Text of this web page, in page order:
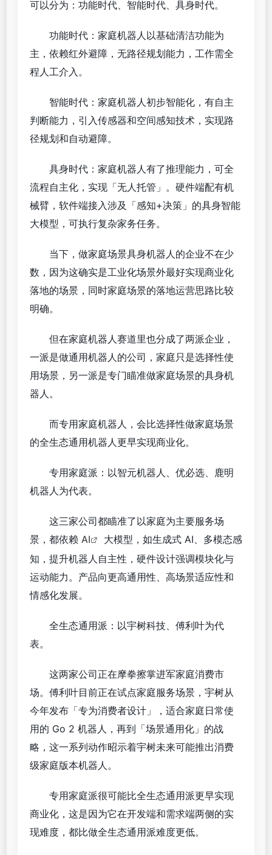
可以分为：功能时代、智能时代、具身时代。
功能时代：家庭机器人以基础清洁功能为
主，依赖红外避障，无路径规划能力，工作需全
程人工介入。
智能时代：家庭机器人初步智能化，有自主
判断能力，引入传感器和空间感知技术，实现路
径规划和自动避障。
具身时代：家庭机器人有了推理能力，可全
流程自主化，实现「无人托管」。硬件端配有机
械臂，软件端接入涉及「感知+决策」的具身智能
大模型，可执行复杂家务任务。
当下，做家庭场景具身机器人的企业不在少
数，因为这确实是工业化场景外最好实现商业化
落地的场景，同时家庭场景的落地运营思路比较
明确。
但在家庭机器人赛道里也分成了两派企业，
一派是做通用机器人的公司，家庭只是选择性使
用场景，另一派是专门瞄准做家庭场景的具身机
器人。
而专用家庭机器人，会比选择性做家庭场景
的全生态通用机器人更早实现商业化。
专用家庭派：以智元机器人、优必选、鹿明
机器人为代表。
这三家公司都瞄准了以家庭为主要服务场
景，都依赖 AI
大模型，如生成式 AI、多模态感
知，提升机器人自主性，硬件设计强调模块化与
运动能力。产品向更高通用性、高场景适应性和
情感化发展。
全生态通用派：以宇树科技、傅利叶为代
表。
这两家公司正在摩拳擦掌进军家庭消费市
场。傅利叶目前正在试点家庭服务场景，宇树从
今年发布「专为消费者设计」，适合家庭日常使
用的 Go 2 机器人，再到「场景通用化」的战
略，这一系列动作昭示着宇树未来可能推出消费
级家庭版本机器人。
专用家庭派很可能比全生态通用派更早实现
商业化，这是因为它在开发端和需求端两侧的实
现难度，都比做全生态通用派难度更低。